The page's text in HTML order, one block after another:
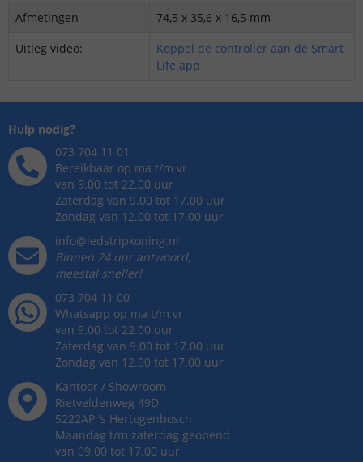
Afmetingen
74,5 x 35,6 x 16,5 mm
Uitleg video:
Koppel de controller aan de Smart
Life app
Hulp nodig?
073 704 11 01
Bereikbaar op ma t/m vr
van 9.00 tot 22.00 uur
Zaterdag van 9.00 tot 17.00 uur
Zondag van 12.00 tot 17.00 uur
info@ledstripkoning.nl
Binnen 24 uur antwoord,
meestal sneller!
073 704 11 00
Whatsapp op ma t/m vr
van 9.00 tot 22.00 uur
Zaterdag van 9.00 tot 17.00 uur
Zondag van 12.00 tot 17.00 uur
Kantoor / Showroom
Rietveldenweg 49D
5222AP 's Hertogenbosch
Maandag t/m zaterdag geopend
van 09.00 tot 17.00 uur